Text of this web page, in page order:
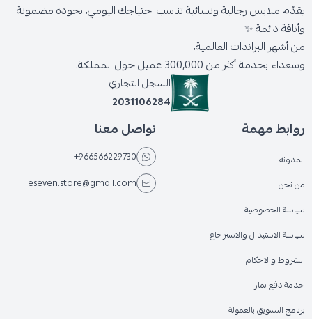
يقدّم ملابس رجالية ونسائية تناسب احتياجك اليومي، بجودة مضمونة
وأناقة دائمة ✨
من أشهر البراندات العالمية،
وسعداء بخدمة أكثر من 300,000 عميل حول المملكة.
السجل التجاري
2031106284
روابط مهمة
المدونة
من نحن
سياسة الخصوصية
سياسة الاستبدال والاسترجاع
الشروط والاحكام
خدمة دفع تمارا
برنامج التسويق بالعمولة
تواصل معنا
+966566229730
eseven.store@gmail.com